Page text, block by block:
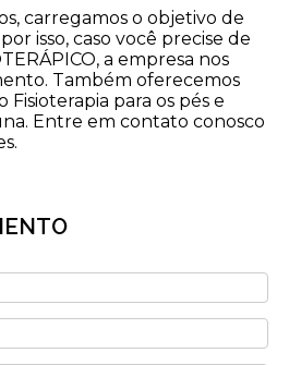
carregamos o objetivo de
isso, caso você precise de
a empresa nos
Também oferecemos
Fisioterapia para os pés e
Entre em contato conosco